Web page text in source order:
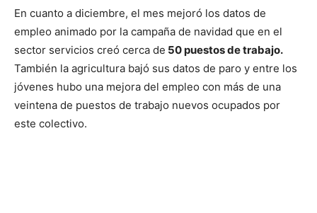
En cuanto a diciembre, el mes mejoró los datos de
empleo animado por la campaña de navidad que en el
sector servicios creó cerca de 50 puestos de trabajo.
También la agricultura bajó sus datos de paro y entre los
jóvenes hubo una mejora del empleo con más de una
veintena de puestos de trabajo nuevos ocupados por
este colectivo.